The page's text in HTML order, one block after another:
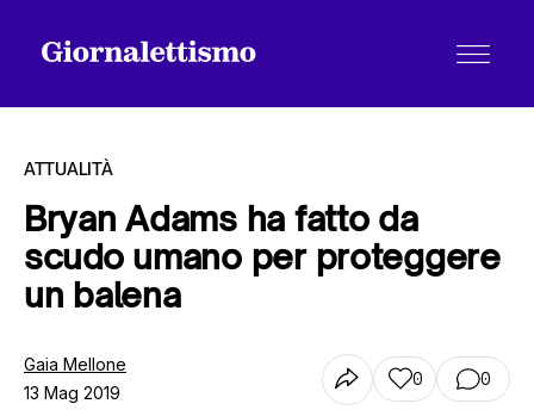
Tutti gli articoli
Chi siamo
ATTUALITÀ
Bryan Adams ha fatto da
scudo umano per proteggere
un balena
Gaia Mellone
13 Mag 2019
0 0